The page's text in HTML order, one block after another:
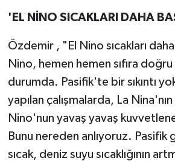
'EL NİNO SICAKLARI DAHA
Özdemir , "El Nino sıcakları
Nino, hemen hemen sıfıra
durumda. Pasifik'te bir sıkıntı
yapılan çalışmalarda, La Nina'nın
Nino'nun yavaş yavaş
Bunu nereden anlıyoruz. Pasifik
sıcak, deniz suyu sıcaklığının